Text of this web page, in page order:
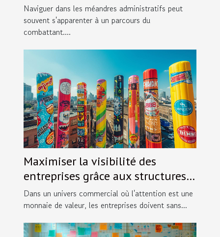
Naviguer dans les méandres administratifs peut
souvent s'apparenter à un parcours du
combattant....
Maximiser la visibilité des
entreprises grâce aux structures
gonflables
Dans un univers commercial où l'attention est une
monnaie de valeur, les entreprises doivent sans...